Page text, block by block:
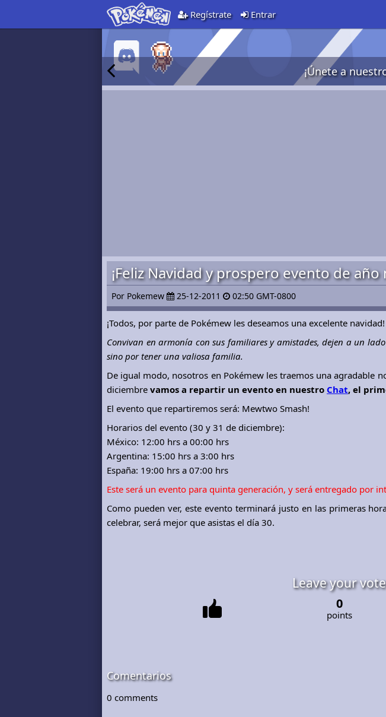
Regístrate Entrar
¡Únete a
¡Feliz Navidad y prospero evento de año
Por Pokemew 25-12-2011 02:50 GMT-0800
¡Todos, por parte de Pokémew les deseamos una excelente navidad!
Convivan en armonía con sus familiares y amistades, dejen a un
sino por tener una valiosa familia.
De igual modo, nosotros en Pokémew les traemos una agradable
diciembre vamos a repartir un evento en nuestro Chat, el
El evento que repartiremos será: Mewtwo Smash!
Horarios del evento (30 y 31 de diciembre):
México: 12:00 hrs a 00:00 hrs
Argentina: 15:00 hrs a 3:00 hrs
España: 19:00 hrs a 07:00 hrs
Este será un evento para quinta generación, y será entregado por
Como pueden ver, este evento terminará justo en las primeras
celebrar, será mejor que asistas el día 30.
Leave your vote
0
points
Comentarios
0 comments